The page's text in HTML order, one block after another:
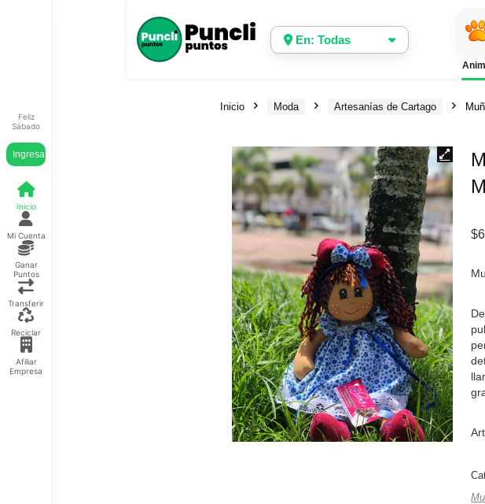
Feliz
Sábado
Ingresar
Inicio
Mi Cuenta
Ganar
Puntos
Transferir
Reciclar
Afiliar
Empresa
En: Todas
Inicio Moda Artesanías de Cartago
$